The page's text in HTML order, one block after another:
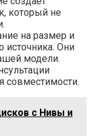
который не
на размер и
Они
модели.
совместимости.
с Нивы и